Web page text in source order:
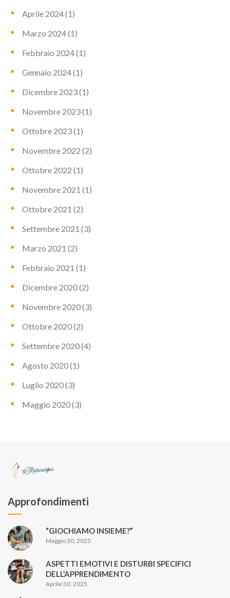
Aprile 2024(1)
Marzo 2024(1)
Febbraio 2024(1)
Gennaio 2024(1)
Dicembre 2023(1)
Novembre 2023(1)
Ottobre 2023(1)
Novembre 2022 (2)
Ottobre 2022 (1)
Novembre 2021 (1)
Ottobre 2021 (2)
Settembre 2021 (3)
Marzo 2021 (2)
Febbraio 2021 (1)
Dicembre 2020(2)
Novembre 2020(3)
Ottobre 2020(2)
Settembre 2020(4)
Agosto 2020(1)
Luglio 2020(3)
Maggio 2020(3)
Approfondimenti
“GIOCHIAMO INSIEME?”
Maggio 30, 2025
ASPETTI EMOTIVI E DISTURBI SPECIFICI
DELL’APPRENDIMENTO
Aprile 30, 2025